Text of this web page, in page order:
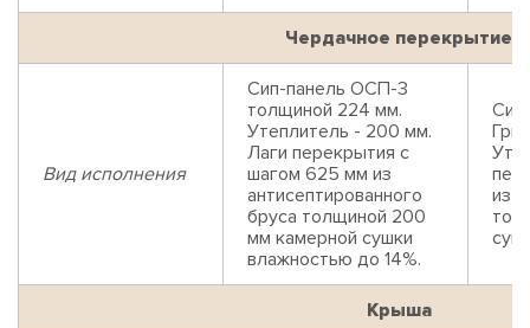
Чердачное перекрытие
Вид исполнения
Сип-панель ОСП-3
толщиной 224 мм.
Утеплитель - 200 мм.
Лаги перекрытия с
шагом 625 мм из
антисептированного
бруса толщиной 200
мм камерной сушки
влажностью до 14%.
из
Крыша